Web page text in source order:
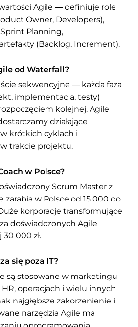
Agile — definiuje role
Owner, Developers),
Planning,
(Backlog, Increment).
od Waterfall?
sekwencyjne — każda faza
implementacja, testy)
kolejnej. Agile
działające
krótkich cyklach i
trakcie projektu.
w Polsce?
Scrum Master z
zarabia w Polsce od 15 000 do
korporacje transformujące
doświadczonych Agile
000 zł.
się poza IT?
są stosowane w marketingu
operacjach i wielu innych
najgłębsze zakorzenienie i
narzędzia Agile ma
oprogramowania.